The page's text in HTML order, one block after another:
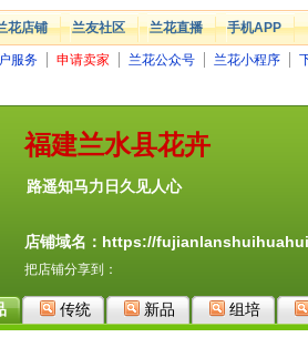
花店铺 兰友社区 兰花直播 手机APP
服务 申请卖家 兰花公众号 兰花小程序
福建兰水县花卉
路遥知马力日久见人心
店铺域名：https://
把店铺分享到：
传统 新品 组培